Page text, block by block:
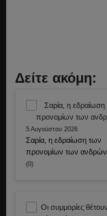
Δείτε ακόμη:
5 Αυγούστου 2026
Σαρία, η εδραίωση των
προνομίων των ανδρών
(0)